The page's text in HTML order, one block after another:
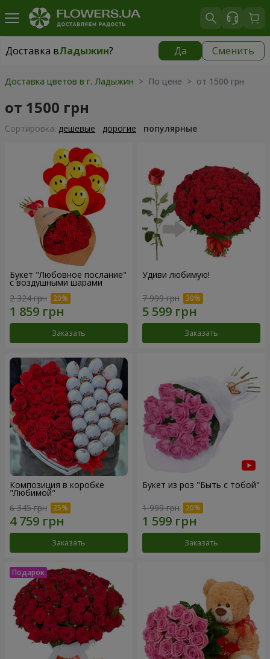
Доставка вЛадыжин? Да Сменить
Доставка вЛадыжин|
Доставка цветов в г. Ладыжин > По цене > от 1500 грн
от 1500 грн
Cортировка: дешевые дорогие популярные
Букет "Любовное послание"
с воздушными шарами
2 324 грн
Заказать
Удиви любимую!
7 999 грн
Заказать
Композиция в коробке
"Любимой"
6 345 грн
Заказать
Букет из роз "Быть с тобой"
1 999 грн
Заказать